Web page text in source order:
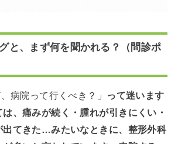
と、まず何を聞かれる？（問診ポ
病院って行くべき？」
って迷います
、痛みが続く・腫れが引きにくい・
出てきた…みたいなときに、整形外科